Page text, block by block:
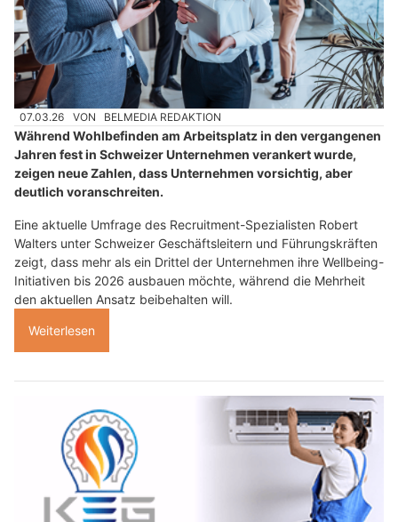
07.03.26 VON BELMEDIA REDAKTION
Während Wohlbefinden am Arbeitsplatz in den vergangenen
Jahren fest in Schweizer Unternehmen verankert wurde,
zeigen neue Zahlen, dass Unternehmen vorsichtig, aber
deutlich voranschreiten.
Eine aktuelle Umfrage des Recruitment-Spezialisten Robert
Walters unter Schweizer Geschäftsleitern und Führungskräften
zeigt, dass mehr als ein Drittel der Unternehmen ihre Wellbeing-
Initiativen bis 2026 ausbauen möchte, während die Mehrheit
den aktuellen Ansatz beibehalten will.
Weiterlesen